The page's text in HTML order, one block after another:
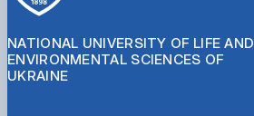
NATIONAL UNIVERSITY OF LIFE AND
ENVIRONMENTAL SCIENCES OF
UKRAINE